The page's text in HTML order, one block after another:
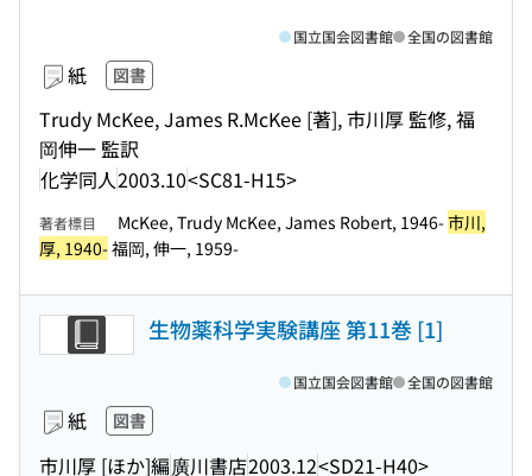
紙 図書
Trudy McKee, James R.McKee [著], 市川厚 監修, 福
岡伸一 監訳
化学同人2003.10<SC81-H15>
国立国会図書館 全国の図書館
著者標目 McKee, Trudy McKee, James Robert, 1946-市川,
厚, 1940-福岡, 伸一, 1959-
生物薬科学実験講座 第11巻 [1]
紙 図書
市川厚 [ほか]編廣川書店2003.12<SD21-H40>
国立国会図書館 全国の図書館